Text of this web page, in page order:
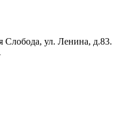
Слобода, ул. Ленина, д.83.